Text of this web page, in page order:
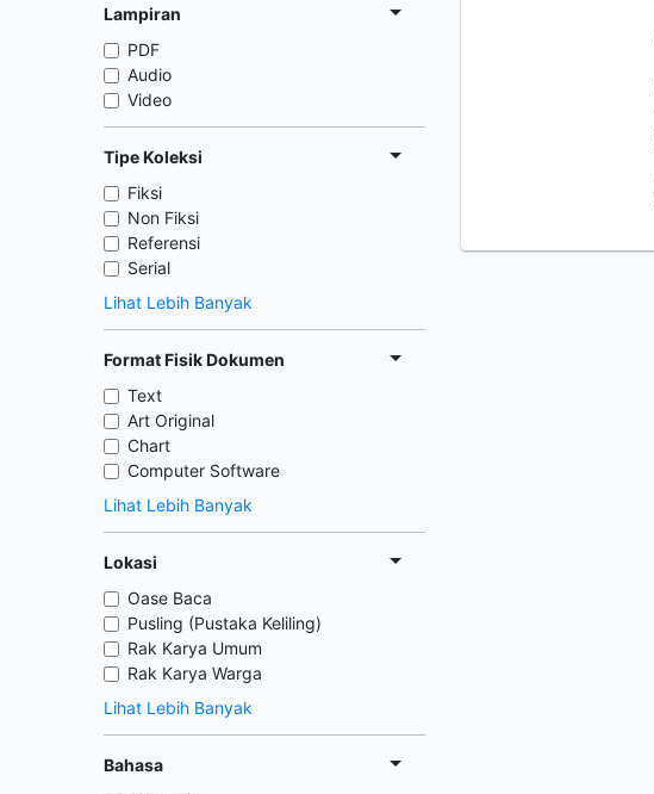
Lampiran
PDF
Audio
Video
Tipe Koleksi
Fiksi
Non Fiksi
Referensi
Serial
Lihat Lebih Banyak
Format Fisik Dokumen
Text
Art Original
Chart
Computer Software
Lihat Lebih Banyak
Lokasi
Oase Baca
Pusling (Pustaka Keliling)
Rak Karya Umum
Rak Karya Warga
Lihat Lebih Banyak
Bahasa